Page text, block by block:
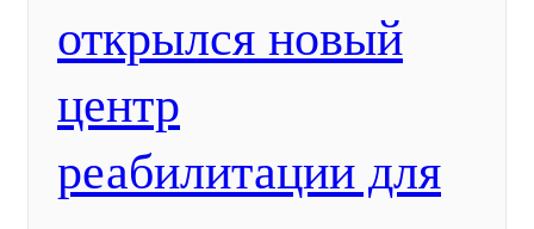
открылся новый
центр
реабилитации для